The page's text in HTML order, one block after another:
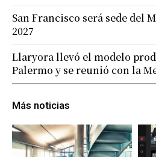
Más noticias
San Francisco será sede del
2027
Llaryora llevó el modelo
Palermo y se reunió con la